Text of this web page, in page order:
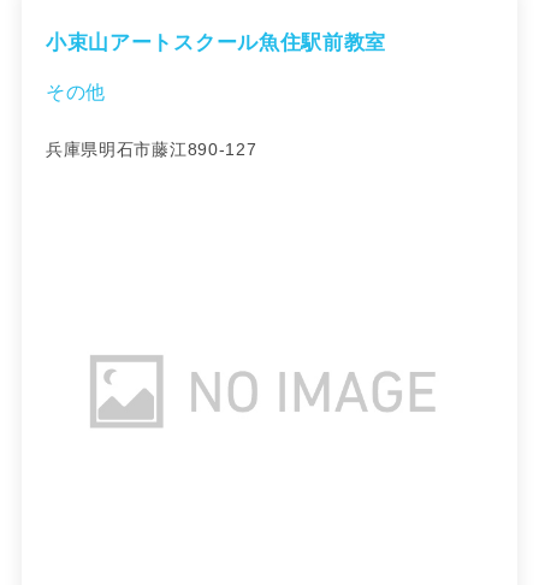
小束山アートスクール魚住駅前教室
その他
兵庫県明石市藤江890-127